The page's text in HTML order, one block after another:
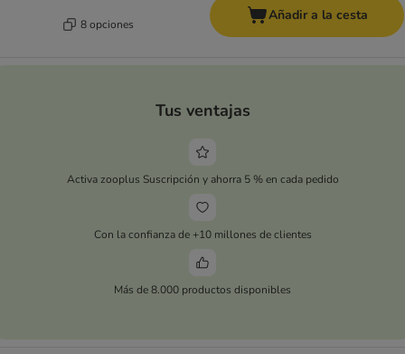
8 opciones
Añadir a la cesta
Tus ventajas
Activa zooplus Suscripción y ahorra 5 % en cada pedido
Con la confianza de +10 millones de clientes
Más de 8.000 productos disponibles